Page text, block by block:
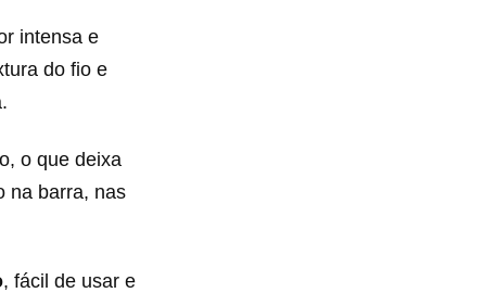
intensa e
do fio e
o que deixa
na barra, nas
, fácil de usar e